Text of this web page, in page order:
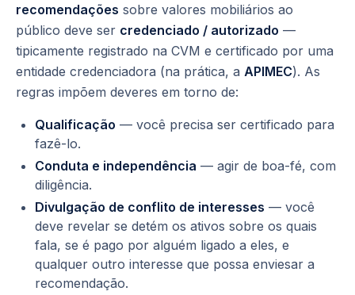
recomendações sobre valores mobiliários ao
público deve ser credenciado / autorizado —
tipicamente registrado na CVM e certificado por uma
entidade credenciadora (na prática, a APIMEC). As
regras impõem deveres em torno de:
Qualificação — você precisa ser certificado para
fazê-lo.
Conduta e independência — agir de boa-fé, com
diligência.
Divulgação de conflito de interesses — você
deve revelar se detém os ativos sobre os quais
fala, se é pago por alguém ligado a eles, e
qualquer outro interesse que possa enviesar a
recomendação.